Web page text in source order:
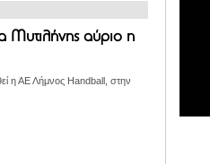
Μυτιλήνης αύριο η
η ΑΕ Λήμνος Handball, στην